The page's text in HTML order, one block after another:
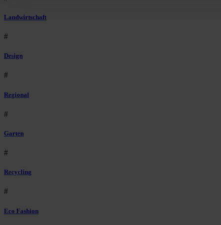
Landwirtschaft
#
Design
#
Regional
#
Garten
#
Recycling
#
Eco Fashion